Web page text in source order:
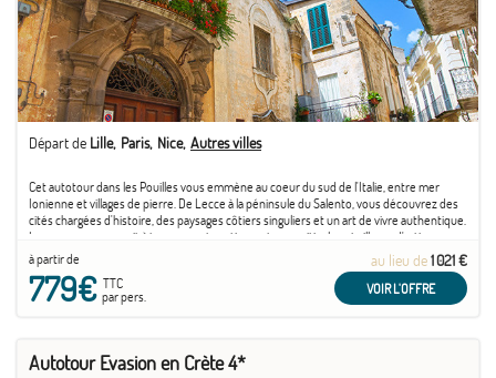
Départ de Lille Paris Nice Autres villes
Cet autotour dans les Pouilles vous emmène au coeur du sud de l'Italie, entre mer
Ionienne et villages de pierre. De Lecce à la péninsule du Salento, vous découvrez des
cités chargées d'histoire, des paysages côtiers singuliers et un art de vivre authentique.
Le voyage se poursuit à travers ports antiques, terres viticoles et villages d'artisans, ...
à partir de
779€TTC
par pers.
au lieu de1 021 €
VOIR L'OFFRE
Autotour Evasion en Crète 4*